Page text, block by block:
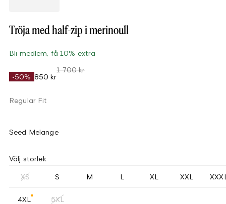
Tröja med half-zip i merinoull
Bli medlem, få 10% extra
-50% 850 kr
1 700 kr
Regular Fit
Seed Melange
Välj storlek
XS S M L XL XXL
4XL 5XL